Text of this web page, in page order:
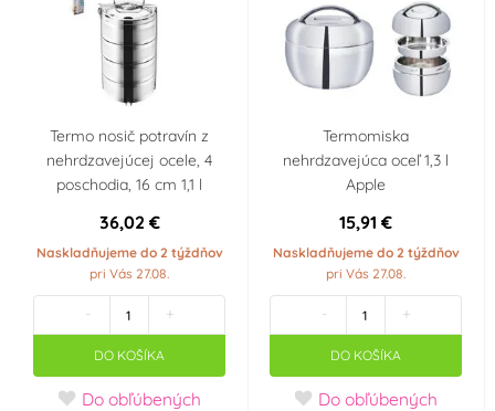
Termo nosič potravín z
nehrdzavejúcej ocele, 4
poschodia, 16 cm 1,1 l
36,02 €
Naskladňujeme do 2 týždňov
pri Vás 27.08.
- +
DO KOŠÍKA
Do obľúbených
Termomiska
nehrdzavejúca oceľ 1,3 l
Apple
15,91 €
Naskladňujeme do 2 týždňov
pri Vás 27.08.
- +
DO KOŠÍKA
Do obľúbených